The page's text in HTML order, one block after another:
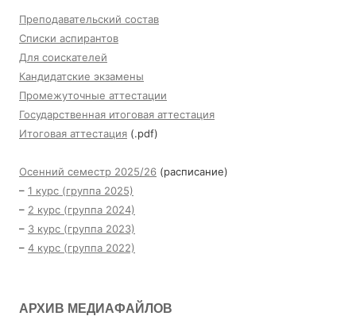
Преподавательский состав
Списки аспирантов
Для соискателей
Кандидатские экзамены
Промежуточные аттестации
Государственная итоговая аттестация
Итоговая аттестация (.pdf)
Осенний семестр 2025/26 (расписание)
– 1 курс (группа 2025)
– 2 курс (группа 2024)
– 3 курс (группа 2023)
– 4 курс (группа 2022)
АРХИВ МЕДИАФАЙЛОВ